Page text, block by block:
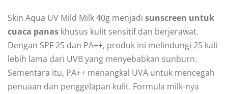
Skin Aqua UV Mild Milk 40g menjadi sunscreen untuk
cuaca panas khusus kulit sensitif dan berjerawat.
Dengan SPF 25 dan PA++, produk ini melindungi 25 kali
lebih lama dari UVB yang menyebabkan sunburn.
Sementara itu, PA++ menangkal UVA untuk mencegah
penuaan dan penggelapan kulit. Formula milk-nya